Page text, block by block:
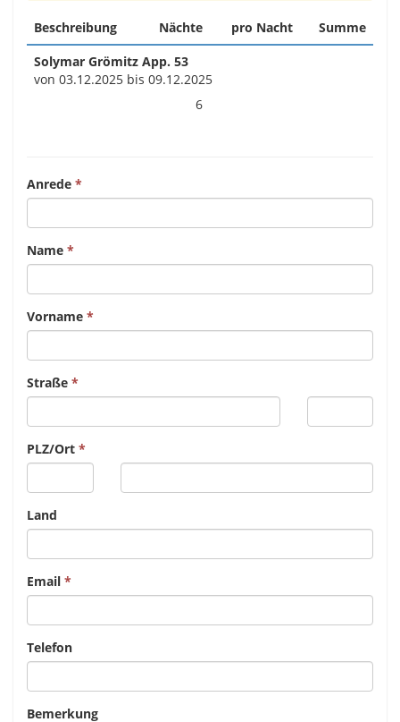
Beschreibung Nächte pro Nacht
Summe
Solymar Grömitz App. 53
von 03.12.2025 bis 09.12.2025
6
Anrede
Name
Vorname
Straße
PLZ/Ort
Land
Email
Telefon
Bemerkung